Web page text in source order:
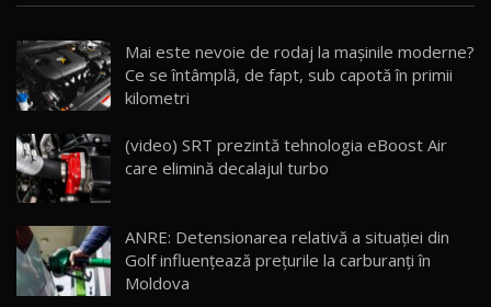
15 14:37
16
AutoBlogMD
13:10
17 20:06
Mai este nevoie de rodaj la mașinile moderne?
Ce se întâmplă, de fapt, sub capotă în primii
kilometri
(video) SRT prezintă tehnologia eBoost Air
care elimină decalajul turbo
ANRE: Detensionarea relativă a situației din
Golf influențează prețurile la carburanți în
Moldova